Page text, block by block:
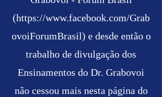
(https://www.facebook.com/Grab
ovoiForumBrasil) e desde então o
trabalho de divulgação dos
Ensinamentos do Dr. Grabovoi
não cessou mais nesta página do